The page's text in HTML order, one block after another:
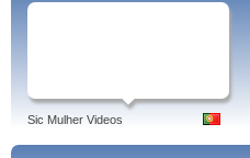
Sic Mulher Videos